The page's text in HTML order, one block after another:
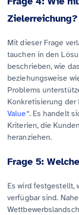
Zielerreichung?
Mit dieser Frage
tauchen in den
beschrieben, wie
beziehungsweise
Problems
Konkretisierung
Value“. Es handelt
Kriterien, die
heranziehen.
Frage 5:
Es wird festgestellt,
verfügbar sind.